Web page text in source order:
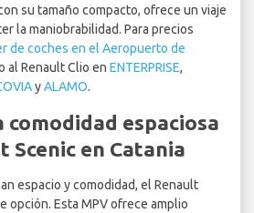
su tamaño compacto, ofrece un viaje
la maniobrabilidad. Para precios
de coches en el Aeropuerto de
al Renault Clio en ENTERPRISE,
yALAMO.
espaciosa
Scenic en Catania
espacio y comodidad, el Renault
opción. Esta MPV ofrece amplio